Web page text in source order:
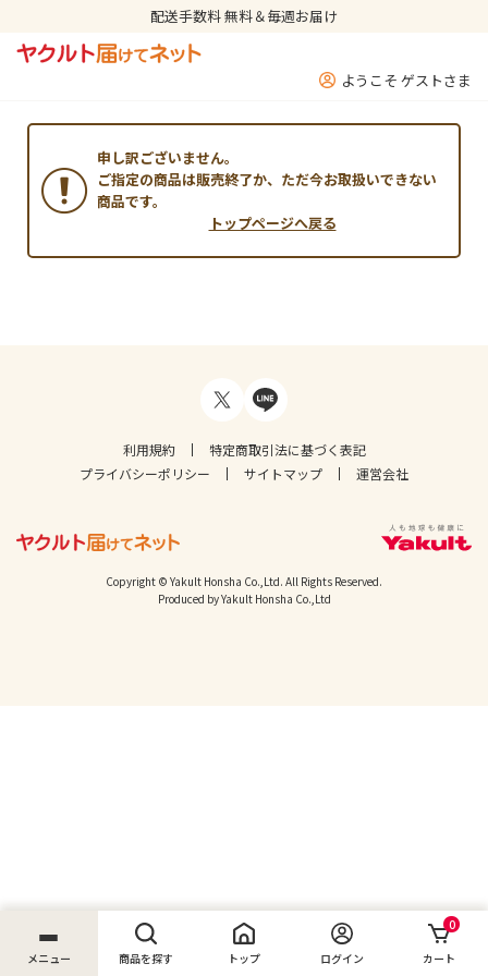
配送手数料 無料＆毎週お届け
ようこそ ゲストさま
メニュー 商品を探す トップ ログイン
0
カート
申し訳ございません。
ご指定の商品は販売終了か、ただ今お取扱いできない
商品です。
トップページへ戻る
利用規約
特定商取引法に基づく表記
プライバシーポリシー
サイトマップ 運営会社
Copyright © Yakult Honsha Co.,Ltd. All Rights Reserved.
Produced by Yakult Honsha Co.,Ltd